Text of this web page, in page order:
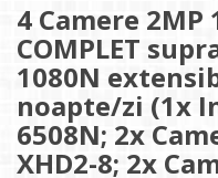
4 Camere 2MP
COMPLET
1080N
noapte/zi (1x
6508N; 2x
XHD2-8; 2x